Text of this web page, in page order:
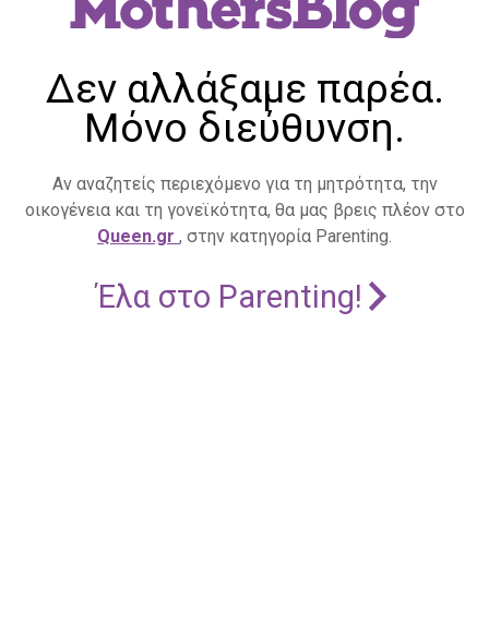
Δεν αλλάξαμε παρέα.
Μόνο διεύθυνση.
Αν αναζητείς περιεχόμενο για τη μητρότητα, την
οικογένεια και τη γονεϊκότητα, θα μας βρεις πλέον στο
Queen.gr , στην κατηγορία Parenting.
Έλα στο Parenting!